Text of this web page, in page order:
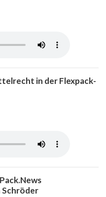
in der Flexpack-
Schröder